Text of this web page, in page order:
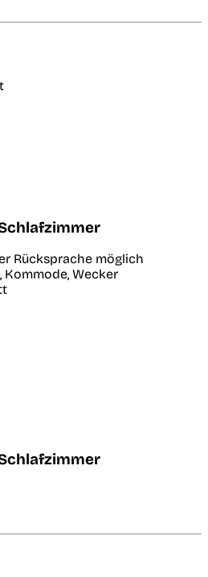
Rücksprache möglich
Kommode, Wecker